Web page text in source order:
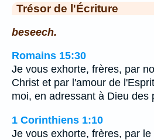
Trésor de l'Écriture
beseech.
Romains 15:30
Je vous exhorte, frères, par
Christ et par l'amour de
moi, en adressant à Dieu des
1 Corinthiens 1:10
Je vous exhorte, frères, par